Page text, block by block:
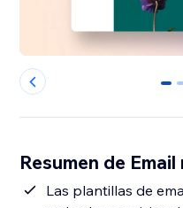
0 1
Resumen de
Las plantillas de